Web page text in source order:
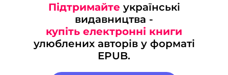
Підтримайте українські
видавництва -
купіть електронні книги
улюблених авторів у форматі
EPUB.